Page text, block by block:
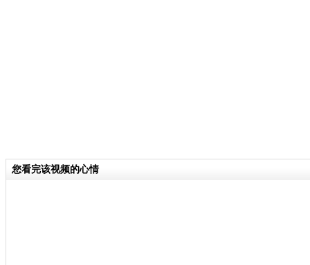
您看完该视频的心情